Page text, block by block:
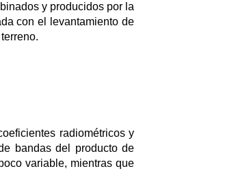
y producidos por la
con el levantamiento de
radiométricos y
bandas del producto de
variable, mientras que